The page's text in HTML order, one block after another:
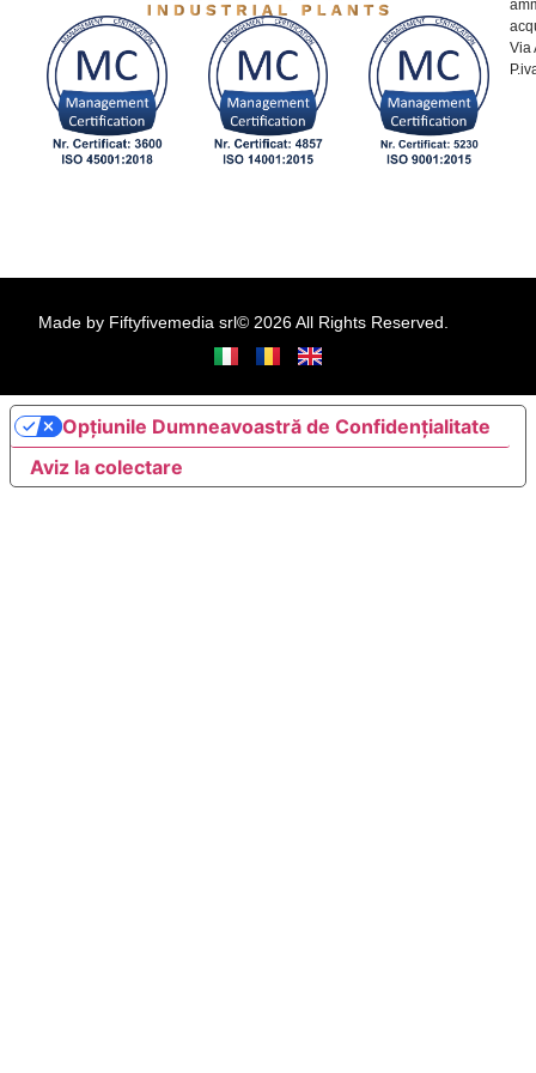
Via
Made by Fiftyfivemedia srl© 2026 All Rights Reserved.
Aviz la colectare
Opțiunile Dumneavoastră de Confidențialitate